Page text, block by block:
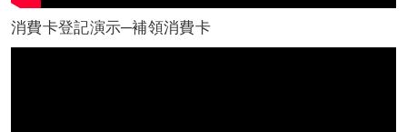
消費卡登記演示─補領消費卡